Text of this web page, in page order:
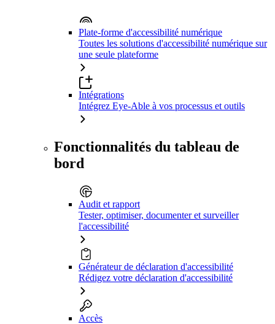
Plate-forme d'accessibilité numérique
Toutes les solutions d'accessibilité numérique sur
une seule plateforme
Intégrations
Intégrez Eye-Able à vos processus et outils
Fonctionnalités du tableau de
bord
Audit et rapport
Tester, optimiser, documenter et surveiller
l'accessibilité
Générateur de déclaration d'accessibilité
Rédigez votre déclaration d'accessibilité
Accès